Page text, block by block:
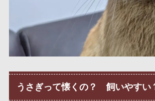
うさぎって懐くの？ 飼いやすい